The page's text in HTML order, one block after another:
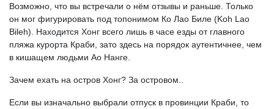
Возможно, что вы встречали о нём отзывы и раньше. Только
он мог фигурировать под топонимом Ко Лао Биле (Koh Lao
Bileh). Находится Хонг всего лишь в часе езды от главного
пляжа курорта Краби, зато здесь на порядок аутентичнее, чем
в кишащем людьми Ао Нанге.
Зачем ехать на остров Хонг? За островом..
Если вы изначально выбрали отпуск в провинции Краби, то